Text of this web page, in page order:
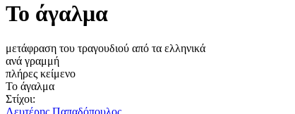
Το άγαλμα
μετάφραση του τραγουδιού από τα ελληνικά
ανά γραμμή
πλήρες κείμενο
Το άγαλμα
Στίχοι:
Λευτέρης Παπαδόπουλος